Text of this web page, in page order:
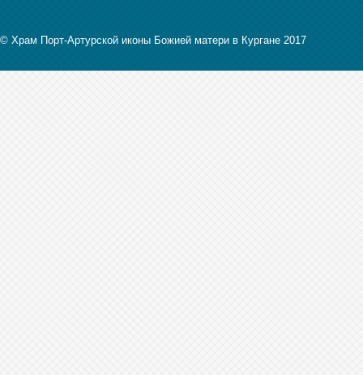
© Храм Порт-Артурской иконы Божией матери в Кургане 2017